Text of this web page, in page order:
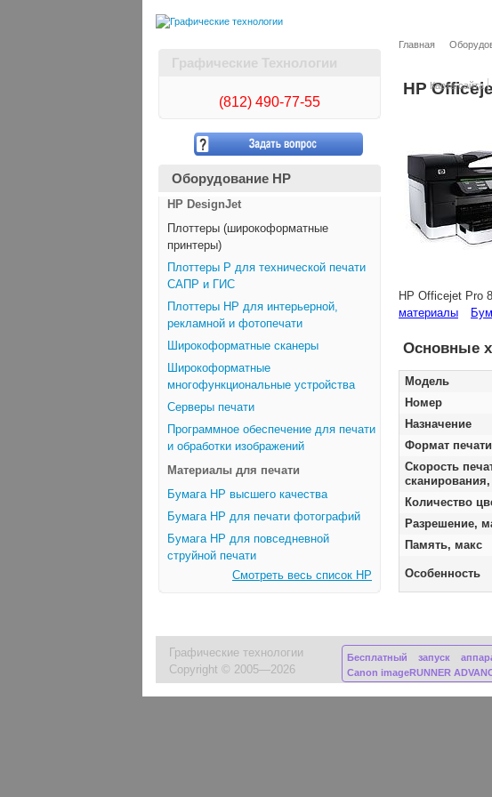
Карта сайта
Графические Технологии
(812) 490-77-55
Оборудование HP
HP DesignJet
Плоттеры (широкоформатные
принтеры)
Плоттеры Р для технической печати
САПР и ГИС
Плоттеры НР для интерьерной,
рекламной и фотопечати
Широкоформатные сканеры
Широкоформатные
многофункциональные устройства
Серверы печати
Программное обеспечение для печати
и обработки изображений
Материалы для печати
Бумага HP высшего качества
Бумага HP для печати фотографий
Бумага HP для повседневной
струйной печати
Смотреть весь список HP
Главная
HP
HP Officejet Pro
материалы
Основные
Модель
Номер
Назначение
Формат
Скорость
Количество
Разрешение,
Память, макс
Особенность
Графические технологии
Copyright © 2005—2026
Бесплатный запуск
Canon imageRUNNER